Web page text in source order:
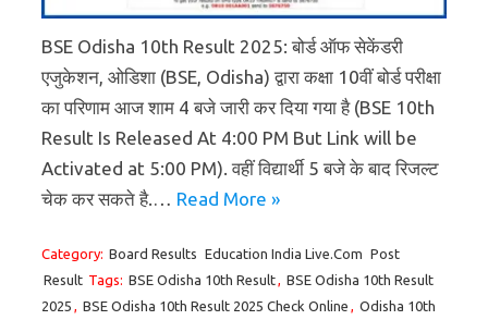
BSE Odisha 10th Result 2025: बोर्ड ऑफ सेकेंडरी
एजुकेशन, ओडिशा (BSE, Odisha) द्वारा कक्षा 10वीं बोर्ड परीक्षा
का परिणाम आज शाम 4 बजे जारी कर दिया गया है (BSE 10th
Result Is Released At 4:00 PM But Link will be
Activated at 5:00 PM). वहीं विद्यार्थी 5 बजे के बाद रिजल्ट
चेक कर सकते है.… Read More »
Category: Board Results Education India Live.Com Post
Result Tags: BSE Odisha 10th Result, BSE Odisha 10th Result
2025 , BSE Odisha 10th Result 2025 Check Online , Odisha 10th